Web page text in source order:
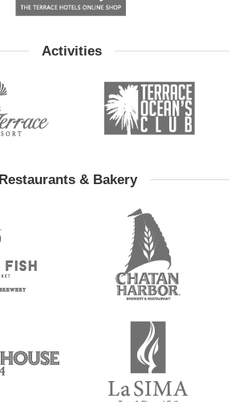
Activities
Restaurants & Bakery